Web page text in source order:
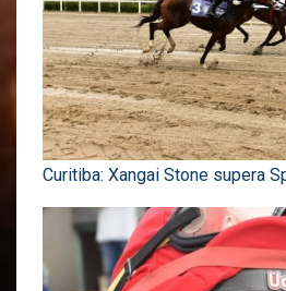
Curitiba: Xangai Stone supera